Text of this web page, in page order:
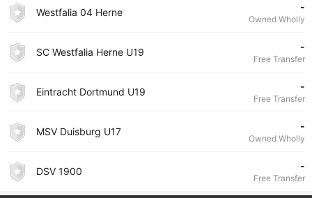
Westfalia 04 Herne -
Owned Wholly
SC Westfalia Herne U19 -
Free Transfer
Eintracht Dortmund U19 -
Free Transfer
MSV Duisburg U17 -
Owned Wholly
DSV 1900 -
Free Transfer